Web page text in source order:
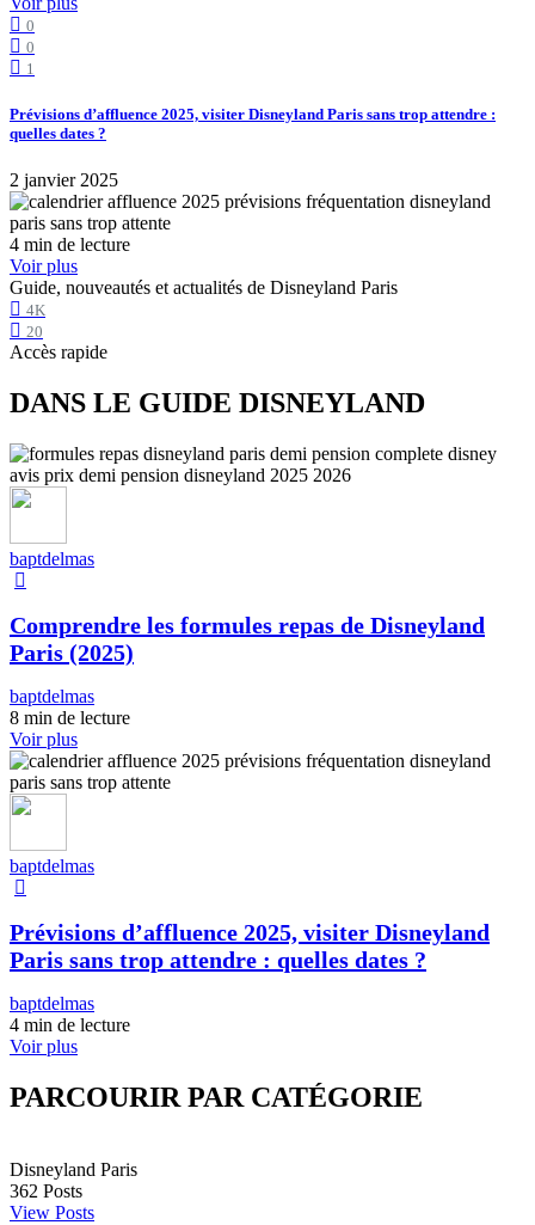
0
0
1
Prévisions d’affluence 2025, visiter Disneyland Paris sans trop attendre :
quelles dates ?
2 janvier 2025
4 min de lecture
Voir plus
Guide, nouveautés et actualités de Disneyland Paris
4K
20
Accès rapide
DANS LE GUIDE DISNEYLAND
baptdelmas
Comprendre les formules repas de Disneyland
Paris (2025)
baptdelmas
8 min de lecture
Voir plus
baptdelmas
Prévisions d’affluence 2025, visiter Disneyland
Paris sans trop attendre : quelles dates ?
baptdelmas
4 min de lecture
Voir plus
PARCOURIR PAR CATÉGORIE
Disneyland Paris
362 Posts
View Posts